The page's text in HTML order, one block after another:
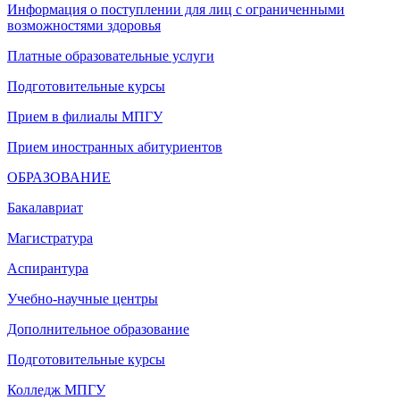
Информация о поступлении для лиц с ограниченными
возможностями здоровья
Платные образовательные услуги
Подготовительные курсы
Прием в филиалы МПГУ
Прием иностранных абитуриентов
ОБРАЗОВАНИЕ
Бакалавриат
Магистратура
Аспирантура
Учебно-научные центры
Дополнительное образование
Подготовительные курсы
Колледж МПГУ